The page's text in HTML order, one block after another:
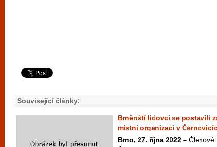
Související články:
Brněnští lidovci se postavili
místní organizaci v
Brno, 27. října 2022 – Členové